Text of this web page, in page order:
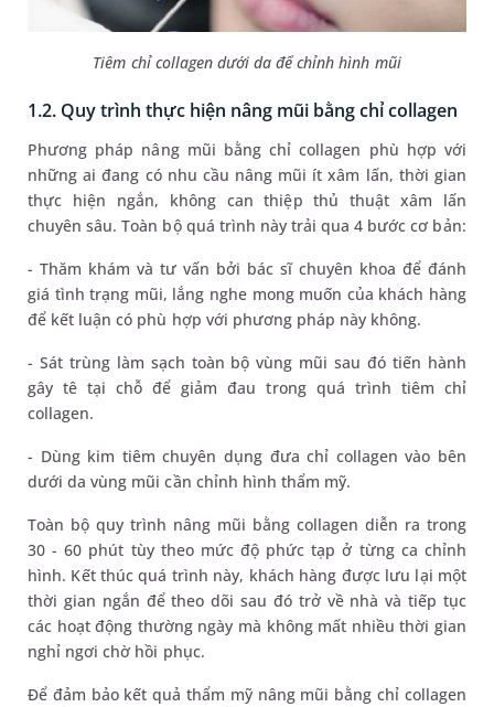
Tiêm chỉ collagen dưới da để chỉnh hình mũi
1.2. Quy trình thực hiện nâng mũi bằng chỉ collagen
Phương pháp nâng mũi bằng chỉ collagen phù hợp với
những ai đang có nhu cầu nâng mũi ít xâm lấn, thời gian
thực hiện ngắn, không can thiệp thủ thuật xâm lấn
chuyên sâu. Toàn bộ quá trình này trải qua 4 bước cơ bản:
- Thăm khám và tư vấn bởi bác sĩ chuyên khoa để đánh
giá tình trạng mũi, lắng nghe mong muốn của khách hàng
để kết luận có phù hợp với phương pháp này không.
- Sát trùng làm sạch toàn bộ vùng mũi sau đó tiến hành
gây tê tại chỗ để giảm đau trong quá trình tiêm chỉ
collagen.
- Dùng kim tiêm chuyên dụng đưa chỉ collagen vào bên
dưới da vùng mũi cần chỉnh hình thẩm mỹ.
Toàn bộ quy trình nâng mũi bằng collagen diễn ra trong
30 - 60 phút tùy theo mức độ phức tạp ở từng ca chỉnh
hình. Kết thúc quá trình này, khách hàng được lưu lại một
thời gian ngắn để theo dõi sau đó trở về nhà và tiếp tục
các hoạt động thường ngày mà không mất nhiều thời gian
nghỉ ngơi chờ hồi phục.
Để đảm bảo kết quả thẩm mỹ nâng mũi bằng chỉ collagen